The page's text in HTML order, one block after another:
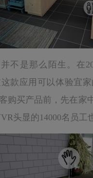
是那么陌生。在
款应用可以体验宜
购买产品前，先在
头显的14000名员工